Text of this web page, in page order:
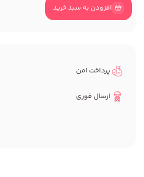
افزودن به سبد خرید
پرداخت امن
ارسال فوری